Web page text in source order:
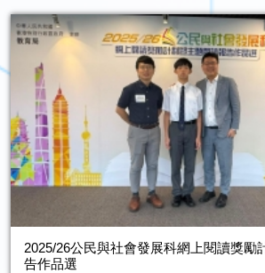
2025/26公民與社會發展科網上閱讀獎勵
告作品選